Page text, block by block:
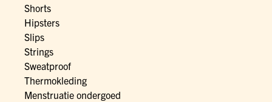
Shorts
Hipsters
Slips
Strings
Sweatproof
Thermokleding
Menstruatie ondergoed